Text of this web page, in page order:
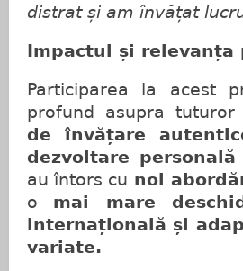
distrat și am învățat
Impactul și relevanța
Participarea la acest
profund asupra
de învățare
dezvoltare
au întors cu noi
o mai mare
internațională și
variate.